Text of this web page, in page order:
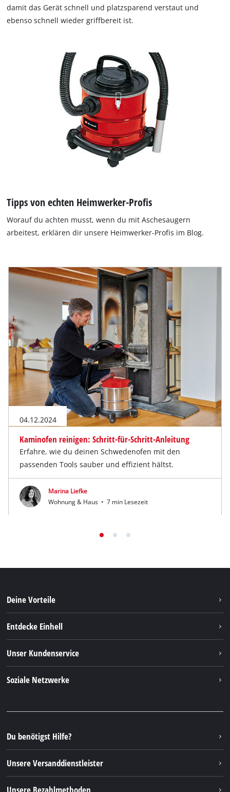
damit das Gerät schnell und platzsparend verstaut und
ebenso schnell wieder griffbereit ist.
Tipps von echten Heimwerker-Profis
Worauf du achten musst, wenn du mit Aschesaugern
arbeitest, erklären dir unsere Heimwerker-Profis im Blog.
04.12.2024
Kaminofen reinigen: Schritt-für-Schritt-Anleitung
Erfahre, wie du deinen Schwedenofen mit den
passenden Tools sauber und effizient hältst.
Marina Liefke
Wohnung & Haus • 7 min Lesezeit
Deine Vorteile
Entdecke Einhell
Nachhaltigkeit
Unser Kundenservice
FAQs
Rücksendungen / Widerruf
Verpackungsrichtlinien
Soziale Netzwerke
Instagram
TikTok
Pinterest
Linkedin
Du benötigst Hilfe?
Unsere Versanddienstleister